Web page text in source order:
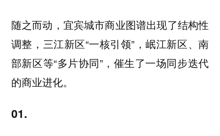
随之而动，宜宾城市商业图谱出现了结构性
调整，三江新区“一核引领”，岷江新区、南
部新区等“多片协同”，催生了一场同步迭代
的商业进化。
01.